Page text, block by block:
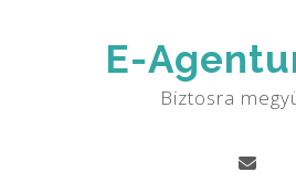
E-
Biztosra